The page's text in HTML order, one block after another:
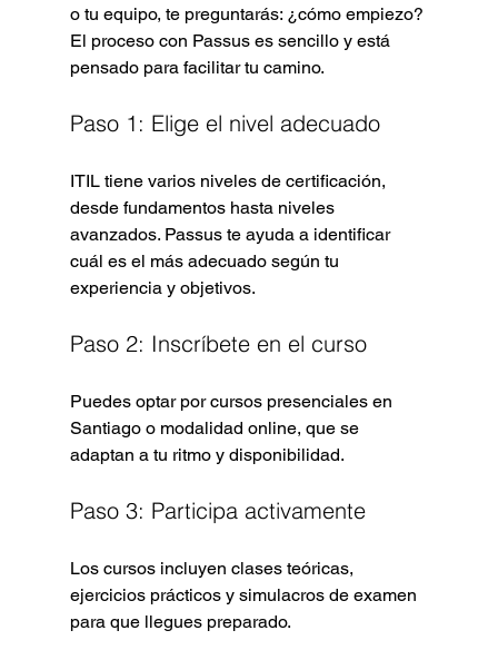
o tu equipo, te preguntarás: ¿cómo empiezo?
El proceso con Passus es sencillo y está
pensado para facilitar tu camino.
Paso 1: Elige el nivel adecuado
ITIL tiene varios niveles de certificación,
desde fundamentos hasta niveles
avanzados. Passus te ayuda a identificar
cuál es el más adecuado según tu
experiencia y objetivos.
Paso 2: Inscríbete en el curso
Puedes optar por cursos presenciales en
Santiago o modalidad online, que se
adaptan a tu ritmo y disponibilidad.
Paso 3: Participa activamente
Los cursos incluyen clases teóricas,
ejercicios prácticos y simulacros de examen
para que llegues preparado.